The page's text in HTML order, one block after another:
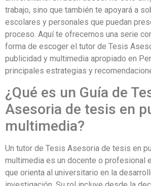
trabajo, sino que también te apoyará a
escolares y personales que puedan
proceso. Aquí te ofrecemos una serie
forma de escoger el tutor de Tesis
publicidad y multimedia apropiado en
principales estrategias y
¿Qué es un Guía de
Asesoria de tesis en
multimedia?
Un tutor de Tesis Asesoria de tesis en
multimedia es un docente o profesional
que orienta al universitario en la